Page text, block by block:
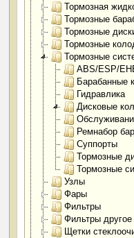
Тормозная
Тормозные
Тормозные
Тормозные
Тормозные
ABS/ESP/
Барабанные
Гидравлика
Дисковые
Ремнабор
Суппорты
Тормозные
Тормозные
Узлы
Фары
Фильтры
Фильтры другое
Щетки